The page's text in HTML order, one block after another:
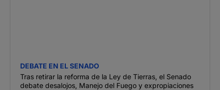
DEBATE EN EL SENADO
Tras retirar la reforma de la Ley de Tierras, el Senado
debate desalojos, Manejo del Fuego y expropiaciones